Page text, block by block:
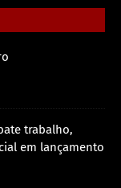
trabalho,
em lançamento